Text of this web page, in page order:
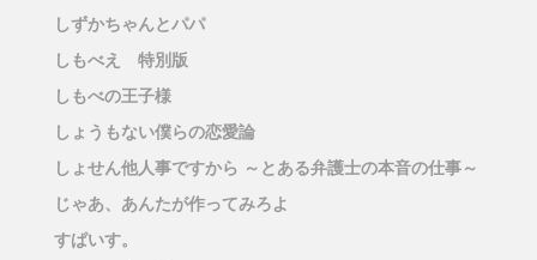
しずかちゃんとパパ
しもべえ 特別版
しもべの王子様
しょうもない僕らの恋愛論
しょせん他人事ですから ～とある弁護士の本音の仕事～
じゃあ、あんたが作ってみろよ
すぱいす。